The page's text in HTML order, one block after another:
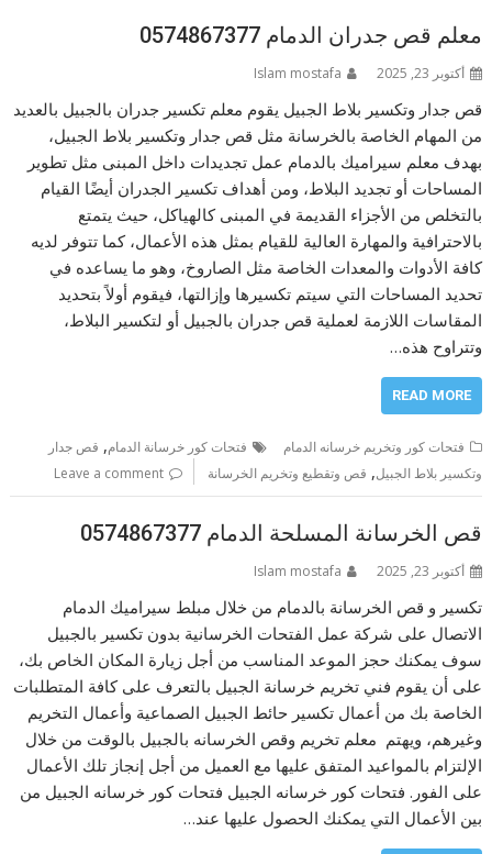
معلم قص جدران الدمام 0574867377
أكتوبر 23, 2025 Islam mostafa
قص جدار وتكسير بلاط الجبيل يقوم معلم تكسير جدران بالجبيل بالعديد
من المهام الخاصة بالخرسانة مثل قص جدار وتكسير بلاط الجبيل،
بهدف معلم سيراميك بالدمام عمل تجديدات داخل المبنى مثل تطوير
المساحات أو تجديد البلاط، ومن أهداف تكسير الجدران أيضًا القيام
بالتخلص من الأجزاء القديمة في المبنى كالهياكل، حيث يتمتع
بالاحترافية والمهارة العالية للقيام بمثل هذه الأعمال، كما تتوفر لديه
كافة الأدوات والمعدات الخاصة مثل الصاروخ، وهو ما يساعده في
تحديد المساحات التي سيتم تكسيرها وإزالتها، فيقوم أولاً بتحديد
المقاسات اللازمة لعملية قص جدران بالجبيل أو لتكسير البلاط،
وتتراوح هذه…
READ MORE
فتحات كور وتخريم خرسانه الدمام فتحات كور خرسانة الدمام, قص جدار
وتكسير بلاط الجبيل, قص وتقطيع وتخريم الخرسانة Leave a comment
قص الخرسانة المسلحة الدمام 0574867377
أكتوبر 23, 2025 Islam mostafa
تكسير و قص الخرسانة بالدمام من خلال مبلط سيراميك الدمام
الاتصال على شركة عمل الفتحات الخرسانية بدون تكسير بالجبيل
سوف يمكنك حجز الموعد المناسب من أجل زيارة المكان الخاص بك،
على أن يقوم فني تخريم خرسانة الجبيل بالتعرف على كافة المتطلبات
الخاصة بك من أعمال تكسير حائط الجبيل الصماعية وأعمال التخريم
وغيرهم، ويهتم معلم تخريم وقص الخرسانه بالجبيل بالوقت من خلال
الإلتزام بالمواعيد المتفق عليها مع العميل من أجل إنجاز تلك الأعمال
على الفور. فتحات كور خرسانه الجبيل فتحات كور خرسانه الجبيل من
بين الأعمال التي يمكنك الحصول عليها عند…